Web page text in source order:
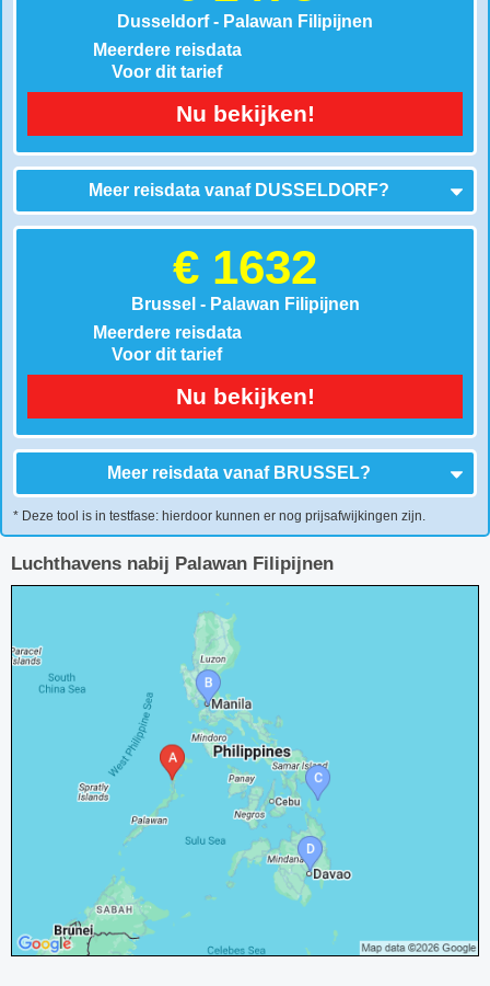
Dusseldorf - Palawan Filipijnen
Meerdere reisdata
Voor dit tarief
Nu bekijken!
Meer reisdata vanaf DUSSELDORF?
€ 1632
Brussel - Palawan Filipijnen
Meerdere reisdata
Voor dit tarief
Nu bekijken!
Meer reisdata vanaf BRUSSEL?
* Deze tool is in testfase: hierdoor kunnen er nog prijsafwijkingen zijn.
Luchthavens nabij Palawan Filipijnen